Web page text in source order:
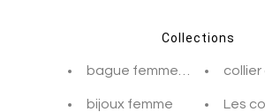
Collections
bague femme argent
bijoux femme
collier
Les